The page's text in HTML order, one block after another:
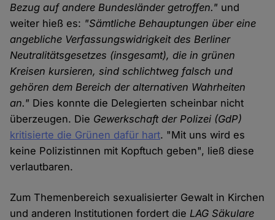
Bezug auf andere Bundesländer getroffen." und
weiter hieß es: "Sämtliche Behauptungen über eine
angebliche Verfassungswidrigkeit des Berliner
Neutralitätsgesetzes (insgesamt), die in grünen
Kreisen kursieren, sind schlichtweg falsch und
gehören dem Bereich der alternativen Wahrheiten
an." Dies konnte die Delegierten scheinbar nicht
überzeugen. Die Gewerkschaft der Polizei (GdP)
kritisierte die Grünen dafür hart. "Mit uns wird es
keine Polizistinnen mit Kopftuch geben", ließ diese
verlautbaren.
Zum Themenbereich sexualisierter Gewalt in Kirchen
und anderen Institutionen fordert die LAG Säkulare